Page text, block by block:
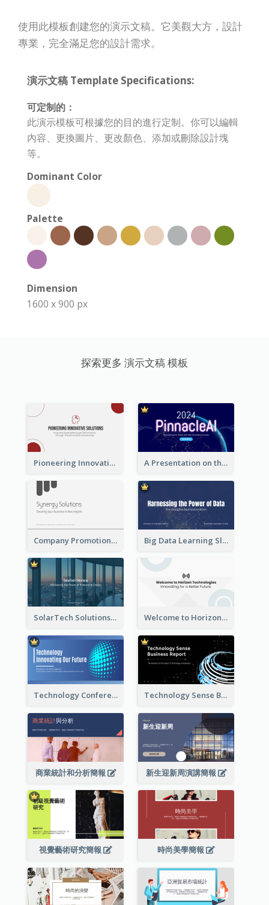
使用此模板創建您的演示文稿。它美觀大方，設計
專業，完全滿足您的設計需求。
演示文稿 Template Specifications:
可定制的：
此演示模板可根據您的目的進行定制。你可以編輯
內容、更換圖片、更改顏色、添加或刪除設計塊
等。
Dominant Color
Palette
Dimension
1600 x 900 px
探索更多 演示文稿 模板
Pioneering Innovative Solutions Company Overview A Presentation on the Revolutionary Development of AI Chips
Company Promotion Presentation Big Data Learning Slide
SolarTech Solutions Company Overview Welcome to Horizon Technologies- Innovating for a Better Future
Technology Conference Presentation Technology Sense Business Report
商業統計和分析簡報 新生迎新周演講簡報
視覺藝術研究簡報 時尚美學簡報